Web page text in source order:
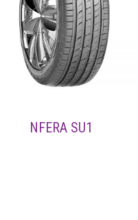
NFERA SU1